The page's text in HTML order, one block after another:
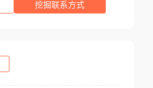
挖掘联系方式